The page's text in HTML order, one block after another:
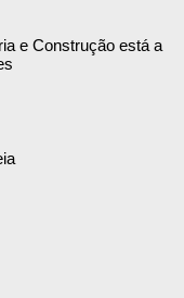
e Construção está a